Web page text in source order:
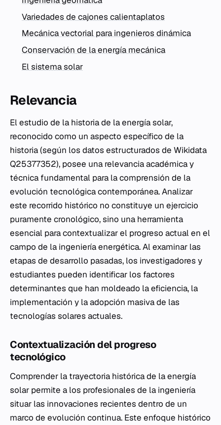
Variedades de cajones calientaplatos
Mecánica vectorial para ingenieros dinámica
Conservación de la energía mecánica
El sistema solar
Relevancia
El estudio de la historia de la energía solar,
reconocido como un aspecto específico de la
historia (según los datos estructurados de Wikidata
Q25377352), posee una relevancia académica y
técnica fundamental para la comprensión de la
evolución tecnológica contemporánea. Analizar
este recorrido histórico no constituye un ejercicio
puramente cronológico, sino una herramienta
esencial para contextualizar el progreso actual en el
campo de la ingeniería energética. Al examinar las
etapas de desarrollo pasadas, los investigadores y
estudiantes pueden identificar los factores
determinantes que han moldeado la eficiencia, la
implementación y la adopción masiva de las
tecnologías solares actuales.
Contextualización del progreso
tecnológico
Comprender la trayectoria histórica de la energía
solar permite a los profesionales de la ingeniería
situar las innovaciones recientes dentro de un
marco de evolución continua. Este enfoque histórico